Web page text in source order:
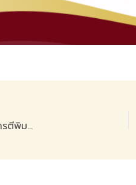
ขอแสดงความยินดีกับอาจารย์ ดร.สมศรี คะสัน ในโอกาสที่ได้รับการตีพิมพ์ วารสารวิชาการมนุษยศาสตร์และสังคมศาสตร์